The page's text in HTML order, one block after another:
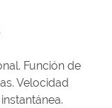
Función de
Velocidad